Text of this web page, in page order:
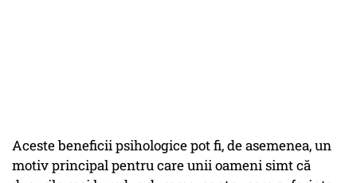
Aceste beneficii psihologice pot fi, de asemenea, un
motiv principal pentru care unii oameni simt că